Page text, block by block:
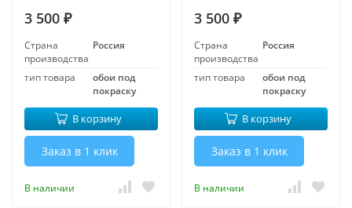
3 500 ₽
Страна
производства
Россия
тип товара
обои под
покраску
В корзину
Заказ в 1 клик
В наличии
3 500 ₽
Страна
производства
Россия
тип товара
обои под
покраску
В корзину
Заказ в 1 клик
В наличии